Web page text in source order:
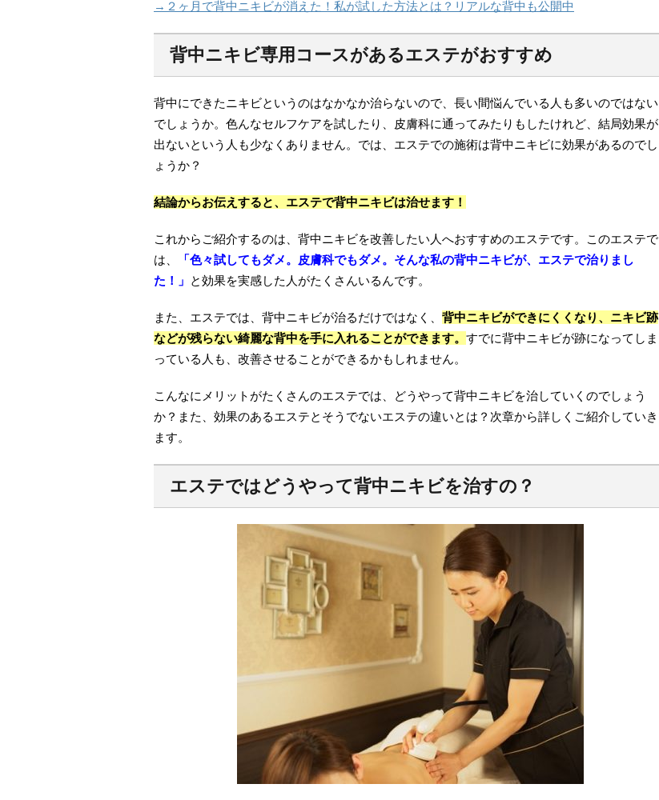
→２ヶ月で背中ニキビが消えた！私が試した方法とは？リアルな背中も公開中
背中ニキビ専用コースがあるエステがおすすめ
背中にできたニキビというのはなかなか治らないので、長い間悩んでいる人も多いのではない
でしょうか。色んなセルフケアを試したり、皮膚科に通ってみたりもしたけれど、結局効果が
出ないという人も少なくありません。では、エステでの施術は背中ニキビに効果があるのでし
ょうか？
結論からお伝えすると、エステで背中ニキビは治せます！
これからご紹介するのは、背中ニキビを改善したい人へおすすめのエステです。このエステで
は、
「色々試してもダメ。皮膚科でもダメ。そんな私の背中ニキビが、エステで治りまし
た！」 と効果を実感した人がたくさんいるんです。
また、エステでは、背中ニキビが治るだけではなく、 背中ニキビができにくくなり、ニキビ跡
などが残らない綺麗な背中を手に入れることができます。 すでに背中ニキビが跡になってしま
っている人も、改善させることができるかもしれません。
こんなにメリットがたくさんのエステでは、どうやって背中ニキビを治していくのでしょう
か？また、効果のあるエステとそうでないエステの違いとは？次章から詳しくご紹介していき
ます。
エステではどうやって背中ニキビを治すの？